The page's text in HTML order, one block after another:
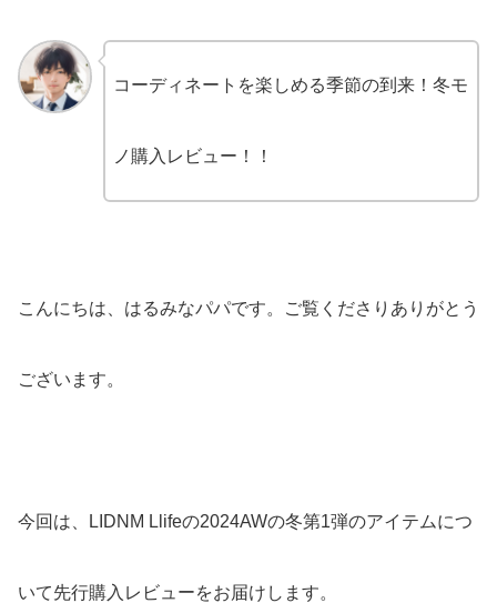
コーディネートを楽しめる季節の到来！冬モ
ノ購入レビュー！！
こんにちは、はるみなパパです。ご覧くださりありがとう
ございます。
今回は、LIDNM Llifeの2024AWの冬第1弾のアイテムにつ
いて先行購入レビューをお届けします。